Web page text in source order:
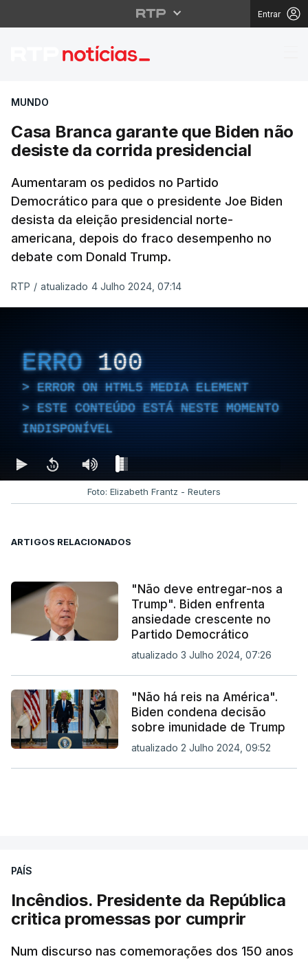
Entrar
Casa Branca garante
MUNDO
Casa Branca garante que Biden não
desiste da corrida presidencial
Aumentaram os pedidos no Partido
Democrático para que o presidente Joe Biden
desista da eleição presidencial norte-
americana, depois do fraco desempenho no
debate com Donald Trump.
RTP / atualizado 4 Julho 2024, 07:14
ERRO 100
ERROR ON HTML5 MEDIA ELEMENT
ESTE CONTEÚDO ESTÁ NESTE MOMENTO
INDISPONÍVEL
Foto: Elizabeth Frantz - Reuters
ARTIGOS RELACIONADOS
"Não deve entregar-nos a
Trump". Biden enfrenta
ansiedade crescente no
Partido Democrático
atualizado 3 Julho 2024, 07:26
"Não há reis na América".
Biden condena decisão
sobre imunidade de Trump
atualizado 2 Julho 2024, 09:52
PAÍS
Incêndios. Presidente da República
critica promessas por cumprir
Num discurso nas comemorações dos 150 anos